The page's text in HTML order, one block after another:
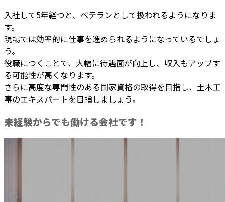
入社して5年経つと、ベテランとして扱われるようになりま
す。
現場では効率的に仕事を進められるようになっているでしょ
う。
役職につくことで、大幅に待遇面が向上し、収入もアップす
る可能性が高くなります。
さらに高度な専門性のある国家資格の取得を目指し、土木工
事のエキスパートを目指しましょう。
未経験からでも働ける会社です！